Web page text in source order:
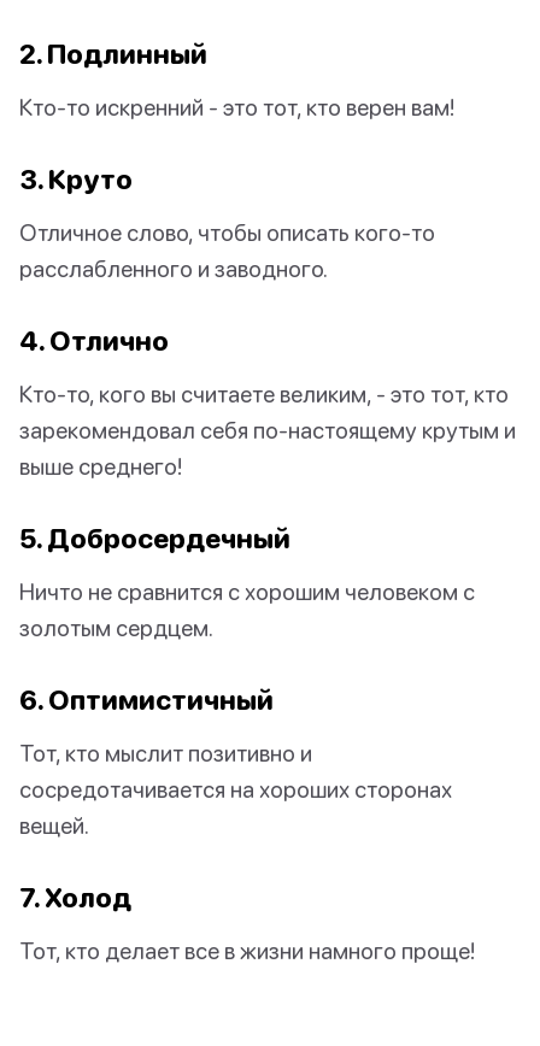
2. Подлинный
Кто-то искренний - это тот, кто верен вам!
3. Круто
Отличное слово, чтобы описать кого-то
расслабленного и заводного.
4. Отлично
Кто-то, кого вы считаете великим, - это тот, кто
зарекомендовал себя по-настоящему крутым и
выше среднего!
5. Добросердечный
Ничто не сравнится с хорошим человеком с
золотым сердцем.
6. Оптимистичный
Тот, кто мыслит позитивно и
сосредотачивается на хороших сторонах
вещей.
7. Холод
Тот, кто делает все в жизни намного проще!